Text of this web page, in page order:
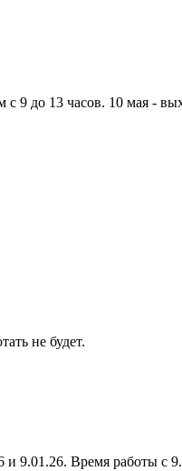
9 до 13 часов. 10 мая -
не будет.
9.01.26. Время работы с